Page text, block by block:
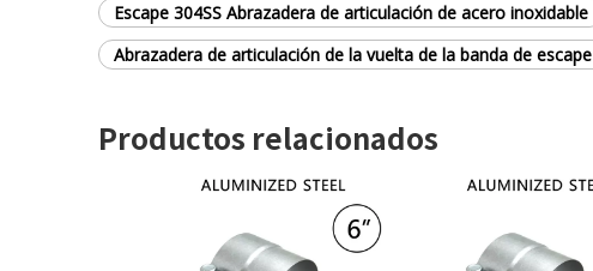
Escape 304SS Abrazadera de articulación de acero inoxidable
Abrazadera de articulación de la vuelta de la banda de escape
Productos relacionados